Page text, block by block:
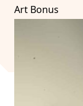
Art Bonus